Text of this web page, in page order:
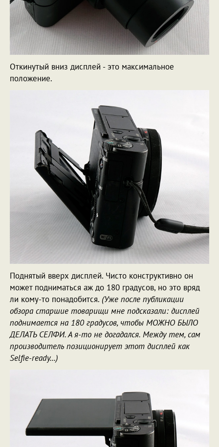
Откинутый вниз дисплей - это максимальное
положение.
Поднятый вверх дисплей. Чисто конструктивно он
может подниматься аж до 180 градусов, но это вряд
ли кому-то понадобится. (Уже после публикации
обзора старшие товарищи мне подсказали: дисплей
поднимается на 180 градусов, чтобы МОЖНО БЫЛО
ДЕЛАТЬ СЕЛФИ. А я-то не догадался. Между тем, сам
производитель позиционирует этот дисплей как
Selfie-ready...)